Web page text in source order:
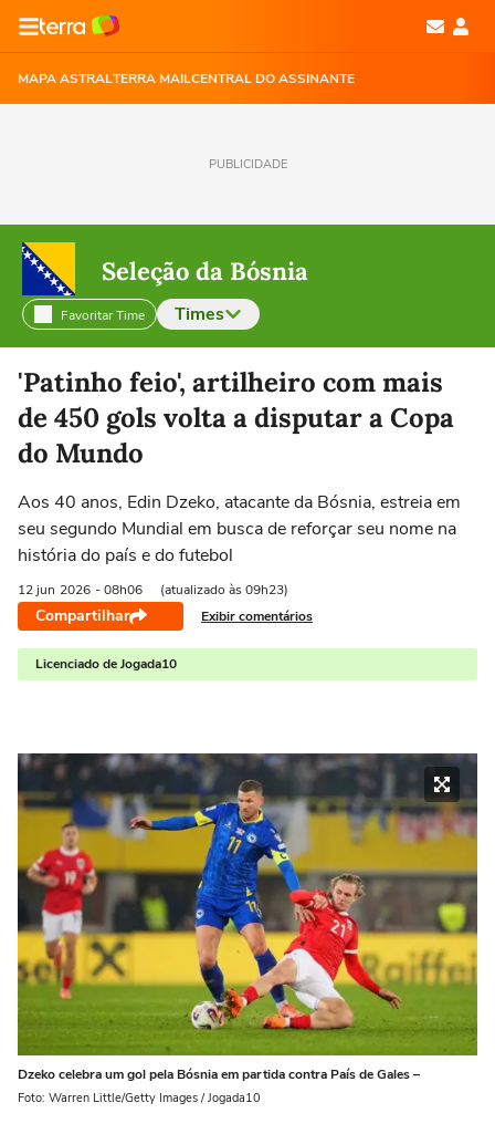
MAPA ASTRALTERRA MAILCENTRAL DO ASSINANTE
PUBLICIDADE
Seleção da Bósnia
Favoritar Time Times
Selecione o time para ver as notícias
'Patinho feio', artilheiro com mais
de 450 gols volta a disputar a Copa
do Mundo
Aos 40 anos, Edin Dzeko, atacante da Bósnia, estreia em
seu segundo Mundial em busca de reforçar seu nome na
história do país e do futebol
12 jun 2026 - 08h06 (atualizado às 09h23)
Compartilhar Exibir comentários
Licenciado de Jogada10
Dzeko celebra um gol pela Bósnia em partida contra País de Gales –
Foto: Warren Little/Getty Images / Jogada10